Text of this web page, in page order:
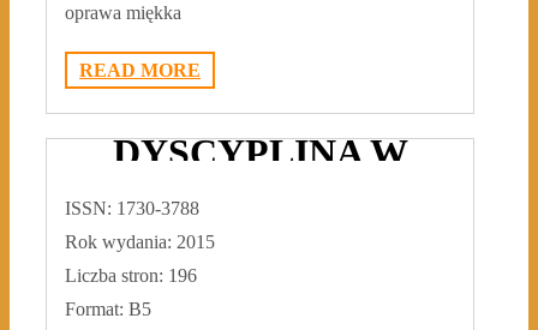
oprawa miękka
READ MORE
CHRISTIANITAS
ANTIQUA VOL. VII.
GRZECH I
DYSCYPLINA W
KOŚCIELE
ANTYCZNYM
2018-01-09
ISSN: 1730-3788
Rok wydania: 2015
Liczba stron: 196
Format: B5